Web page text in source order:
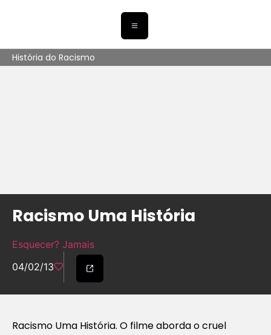
História do Racismo
Racismo Uma História
Esquecer? Jamais
04/02/13
Racismo Uma História. O filme aborda o cruel